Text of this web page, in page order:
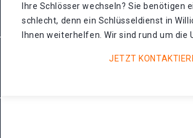
Ihre Schlösser wechseln? Sie benötigen
schlecht, denn ein Schlüsseldienst in
Ihnen weiterhelfen. Wir sind rund um die
JETZT